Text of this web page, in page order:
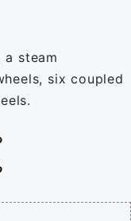
steam
six coupled